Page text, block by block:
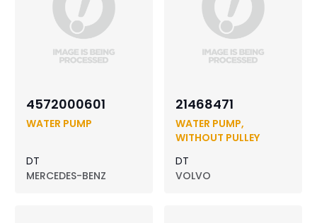
4572000601
WATER PUMP
DT
MERCEDES-BENZ
21468471
WATER PUMP,
WITHOUT PULLEY
DT
VOLVO